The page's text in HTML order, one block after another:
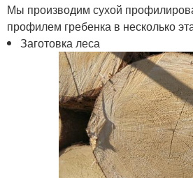
Мы производим сухой
профилем гребенка в несколько
Заготовка леса